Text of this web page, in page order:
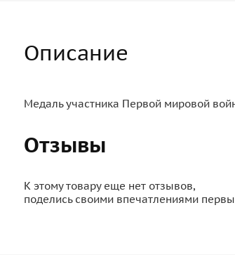
Описание
Медаль участника Первой мировой
Отзывы
К этому товару еще нет отзывов,
поделись своими впечатлениями